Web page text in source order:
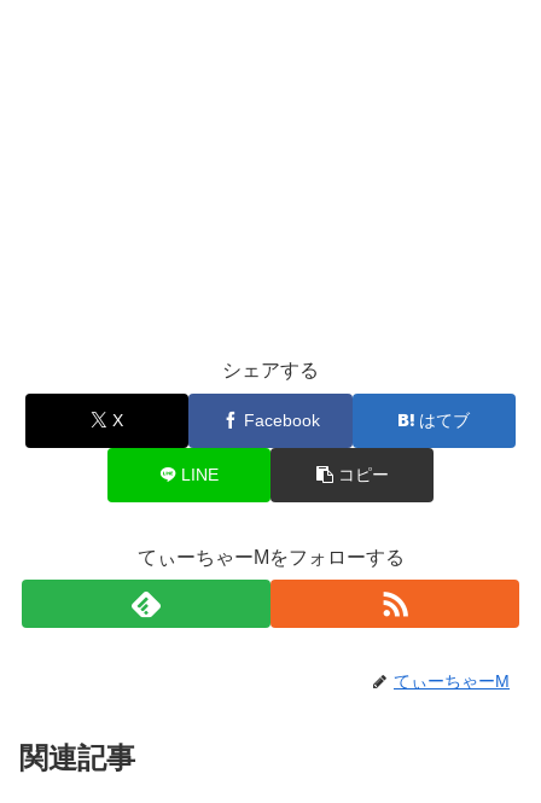
シェアする
X Facebook はてブ
LINE コピー
てぃーちゃーMをフォローする
てぃーちゃーM
関連記事